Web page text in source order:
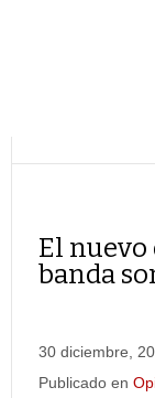
El
banda
30 diciembre,
Publicado en